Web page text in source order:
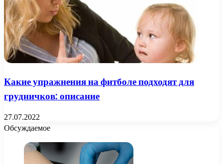
Какие упражнения на фитболе подходят для
грудничков: описание
27.07.2022
Обсуждаемое